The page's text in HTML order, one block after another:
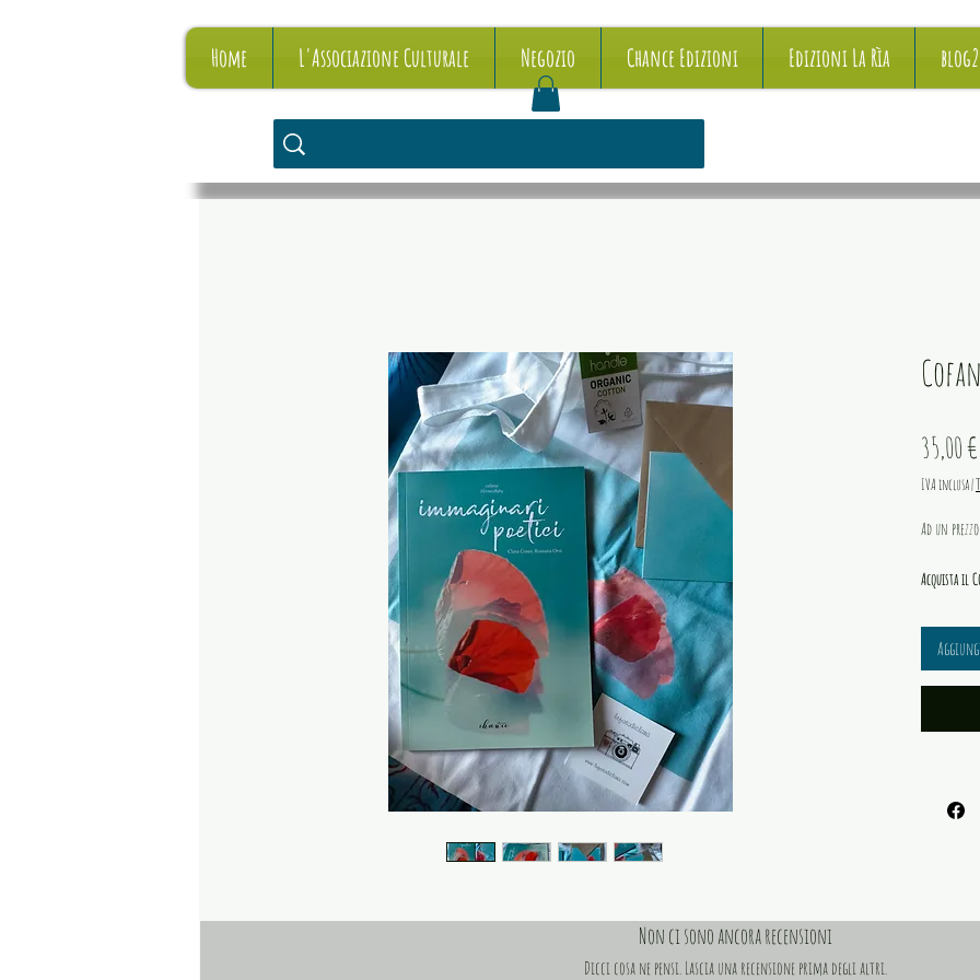
Home L'Associazione Culturale Negozio Chance Edizioni Edizioni La Rìa
35,00 €
IVA inclusa|
Ad un
Acquista il
le
la
Non ci sono ancora recensioni
Dicci cosa ne pensi. Lascia una recensione prima degli altri.